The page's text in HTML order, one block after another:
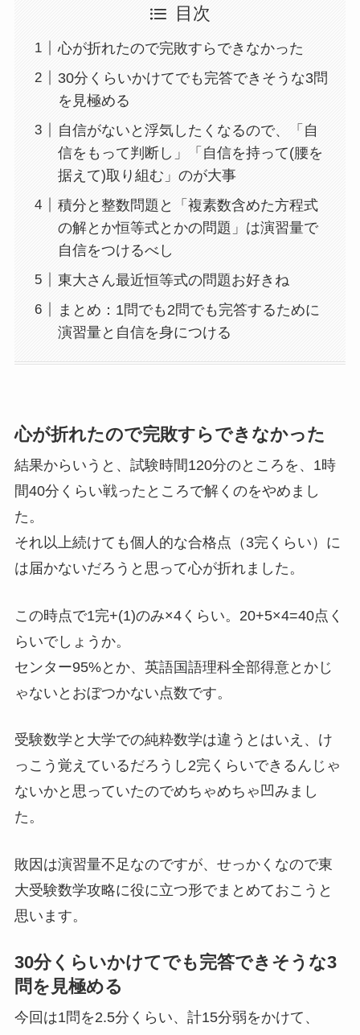
目次
心が折れたので完敗すらできなかった
30分くらいかけてでも完答できそうな3問
を見極める
自信がないと浮気したくなるので、「自
信をもって判断し」「自信を持って(腰を
据えて)取り組む」のが大事
積分と整数問題と「複素数含めた方程式
の解とか恒等式とかの問題」は演習量で
自信をつけるべし
東大さん最近恒等式の問題お好きね
まとめ：1問でも2問でも完答するために
演習量と自信を身につける
心が折れたので完敗すらできなかった
結果からいうと、試験時間120分のところを、1時
間40分くらい戦ったところで解くのをやめまし
た。
それ以上続けても個人的な合格点（3完くらい）に
は届かないだろうと思って心が折れました。
この時点で1完+(1)のみ×4くらい。20+5×4=40点く
らいでしょうか。
センター95%とか、英語国語理科全部得意とかじ
ゃないとおぼつかない点数です。
受験数学と大学での純粋数学は違うとはいえ、け
っこう覚えているだろうし2完くらいできるんじゃ
ないかと思っていたのでめちゃめちゃ凹みまし
た。
敗因は演習量不足なのですが、せっかくなので東
大受験数学攻略に役に立つ形でまとめておこうと
思います。
30分くらいかけてでも完答できそうな3
問を見極める
今回は1問を2.5分くらい、計15分弱をかけて、